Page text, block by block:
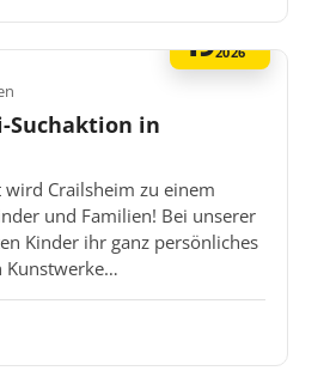
192026
Suchaktion in
wird Crailsheim zu einem
und Familien! Bei unserer
Kinder ihr ganz persönliches
Kunstwerke…